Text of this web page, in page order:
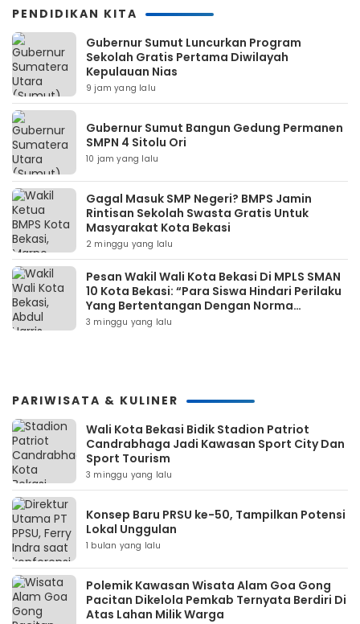
PENDIDIKAN KITA
Gubernur Sumut Luncurkan Program
Sekolah Gratis Pertama Diwilayah
Kepulauan Nias
9 jam yang lalu
Gubernur Sumut Bangun Gedung Permanen
SMPN 4 Sitolu Ori
10 jam yang lalu
Gagal Masuk SMP Negeri? BMPS Jamin
Rintisan Sekolah Swasta Gratis Untuk
Masyarakat Kota Bekasi
2 minggu yang lalu
Pesan Wakil Wali Kota Bekasi Di MPLS SMAN
10 Kota Bekasi: “Para Siswa Hindari Perilaku
Yang Bertentangan Dengan Norma
Masyarakat Maupun Agama”
3 minggu yang lalu
PARIWISATA & KULINER
Wali Kota Bekasi Bidik Stadion Patriot
Candrabhaga Jadi Kawasan Sport City Dan
Sport Tourism
3 minggu yang lalu
Konsep Baru PRSU ke-50, Tampilkan Potensi
Lokal Unggulan
1 bulan yang lalu
Polemik Kawasan Wisata Alam Goa Gong
Pacitan Dikelola Pemkab Ternyata Berdiri Di
Atas Lahan Milik Warga